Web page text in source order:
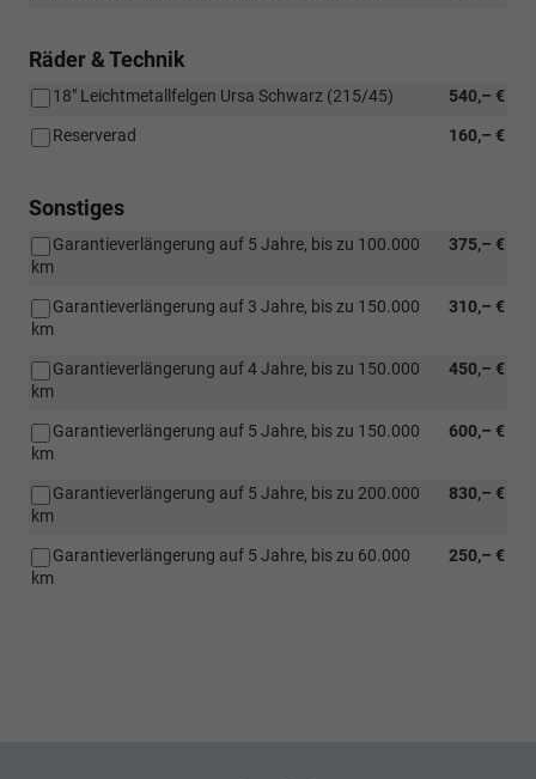
Räder & Technik
540,– €
18" Leichtmetallfelgen Ursa Schwarz (215/45)
160,– €
Reserverad
Sonstiges
375,– €
Garantieverlängerung auf 5 Jahre, bis zu 100.000
km
310,– €
Garantieverlängerung auf 3 Jahre, bis zu 150.000
km
450,– €
Garantieverlängerung auf 4 Jahre, bis zu 150.000
km
600,– €
Garantieverlängerung auf 5 Jahre, bis zu 150.000
km
830,– €
Garantieverlängerung auf 5 Jahre, bis zu 200.000
km
250,– €
Garantieverlängerung auf 5 Jahre, bis zu 60.000
km